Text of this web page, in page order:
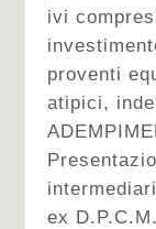
ivi
proventi
atipici,
ex